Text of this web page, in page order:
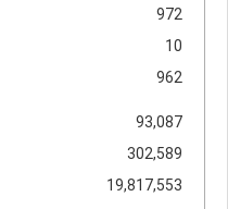
972
10
962
93,087
302,589
19,817,553